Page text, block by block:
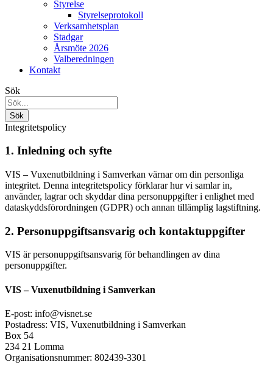
Styrelse
Styrelseprotokoll
Verksamhetsplan
Stadgar
Årsmöte 2026
Valberedningen
Kontakt
Sök
Integritetspolicy
1. Inledning och syfte
VIS – Vuxenutbildning i Samverkan värnar om din personliga
integritet. Denna integritetspolicy förklarar hur vi samlar in,
använder, lagrar och skyddar dina personuppgifter i enlighet med
dataskyddsförordningen (GDPR) och annan tillämplig lagstiftning.
2. Personuppgiftsansvarig och kontaktuppgifter
VIS är personuppgiftsansvarig för behandlingen av dina
personuppgifter.
VIS – Vuxenutbildning i Samverkan
E-post: info@visnet.se
Postadress: VIS, Vuxenutbildning i Samverkan
Box 54
234 21 Lomma
Organisationsnummer: 802439-3301